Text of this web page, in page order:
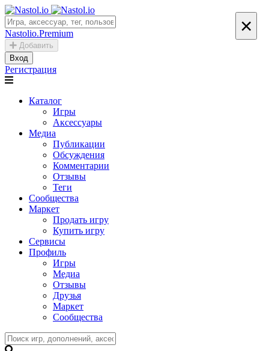
Nastolio.Premium
Добавить
Вход
Регистрация
Каталог
Игры
Аксессуары
Медиа
Публикации
Обсуждения
Комментарии
Отзывы
Теги
Сообщества
Маркет
Продать игру
Купить игру
Сервисы
Профиль
Игры
Медиа
Отзывы
Друзья
Маркет
Сообщества
×